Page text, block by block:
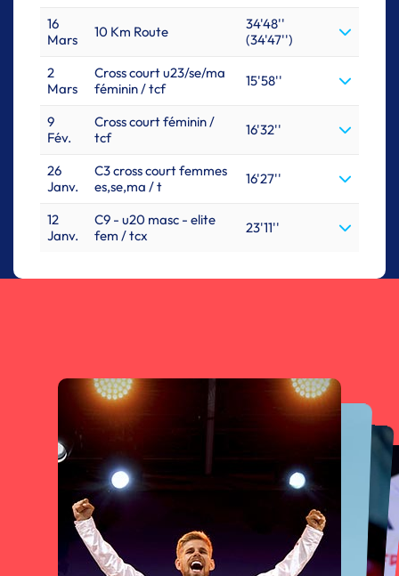
16
Mars
10 Km Route
34'48''
(34'47'')
2
Mars
Cross court u23/se/ma
féminin / tcf
15'58''
9
Fév.
Cross court féminin /
tcf
16'32''
26
Janv.
C3 cross court femmes
es,se,ma / t
16'27''
12
Janv.
C9 - u20 masc - elite
fem / tcx
23'11''